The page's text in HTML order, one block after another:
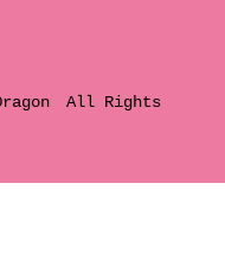
All Rights